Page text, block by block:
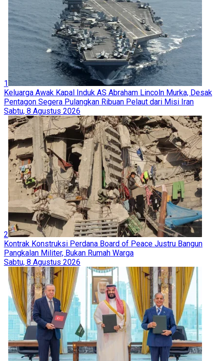
1
Keluarga Awak Kapal Induk AS Abraham Lincoln Murka, Desak
Pentagon Segera Pulangkan Ribuan Pelaut dari Misi Iran
Sabtu, 8 Agustus 2026
2
Kontrak Konstruksi Perdana Board of Peace Justru Bangun
Pangkalan Militer, Bukan Rumah Warga
Sabtu, 8 Agustus 2026